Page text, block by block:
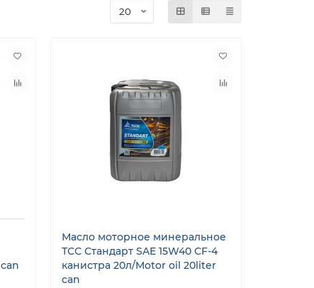
Масло моторное минеральное
ТСС Стандарт SAE 15W40 CF-4
канистра 20л/Motor oil 20liter
can